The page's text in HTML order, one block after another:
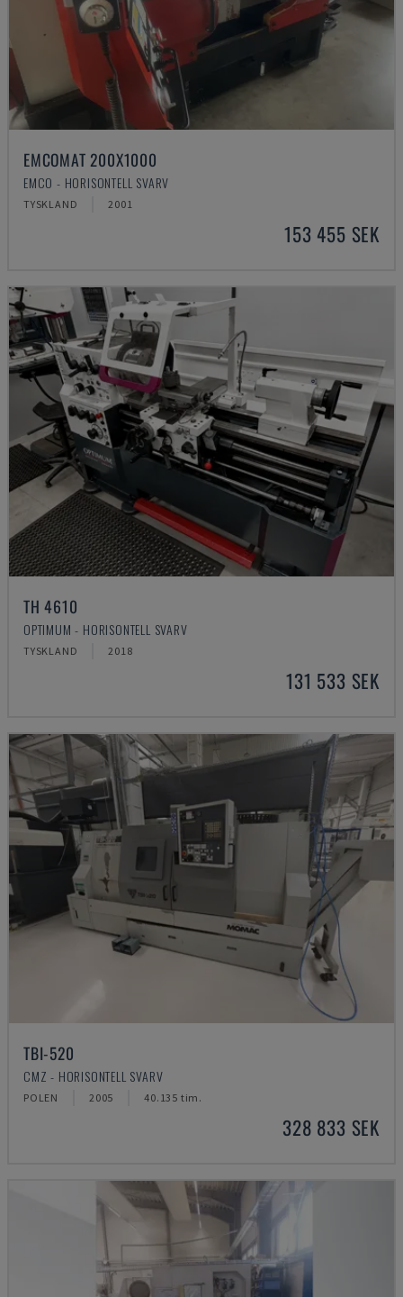
EMCOMAT 200X1000
EMCO - HORISONTELL SVARV
TYSKLAND 2001
153 455 SEK
TH 4610
OPTIMUM - HORISONTELL SVARV
TYSKLAND 2018
131 533 SEK
TBI-520
CMZ - HORISONTELL SVARV
POLEN 2005 40.135 tim.
328 833 SEK